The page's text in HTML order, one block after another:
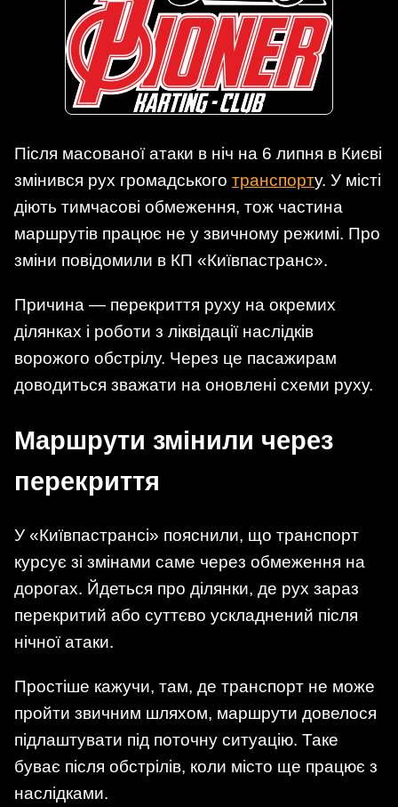
Після масованої атаки в ніч на 6 липня в Києві
змінився рух громадського транспорту. У місті
діють тимчасові обмеження, тож частина
маршрутів працює не у звичному режимі. Про
зміни повідомили в КП «Київпастранс».
Причина — перекриття руху на окремих
ділянках і роботи з ліквідації наслідків
ворожого обстрілу. Через це пасажирам
доводиться зважати на оновлені схеми руху.
Маршрути змінили через
перекриття
У «Київпастрансі» пояснили, що транспорт
курсує зі змінами саме через обмеження на
дорогах. Йдеться про ділянки, де рух зараз
перекритий або суттєво ускладнений після
нічної атаки.
Простіше кажучи, там, де транспорт не може
пройти звичним шляхом, маршрути довелося
підлаштувати під поточну ситуацію. Таке
буває після обстрілів, коли місто ще працює з
наслідками.